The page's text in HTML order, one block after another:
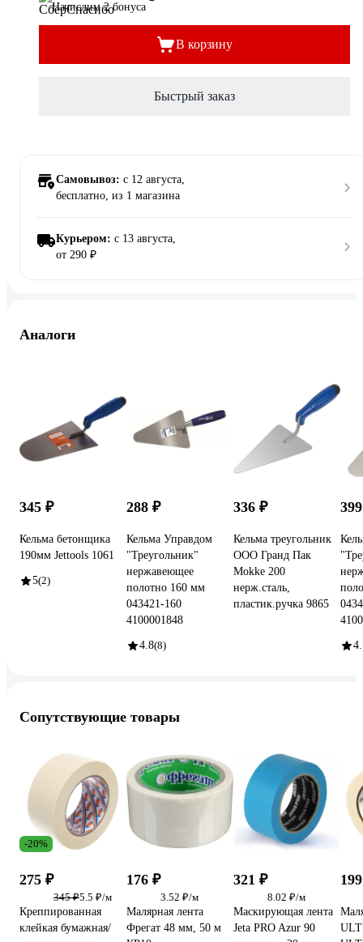
Начислим 2 бонуса
В корзину
Быстрый заказ
Самовывоз: c 12 августа,
бесплатно, из 1 магазина
Курьером: c 13 августа,
от 290 ₽
Аналоги
345 ₽
Кельма бетонщика
190мм Jettools 1061
5(2)
288 ₽
Кельма Управдом
"Треугольник"
нержавеющее
полотно 160 мм
043421-160
4100001848
4.8(8)
336 ₽
Кельма треугольник
ООО Гранд Пак
Mokke 200
нерж.сталь,
пластик.ручка 9865
Сопутствующие товары
-20%
275 ₽
345 ₽5.5 ₽/м
Креппированная
клейкая бумажная/
176 ₽
3.52 ₽/м
Малярная лента
Фрегат 48 мм, 50 м
321 ₽
8.02 ₽/м
Маскирующая лента
Jeta PRO Azur 90